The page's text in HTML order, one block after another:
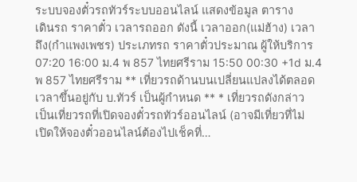
ระบบจองตั๋วรถทัวร์ระบบออนไลน์ แสดงข้อมูล ตาราง
เดินรถ ราคาตั๋ว เวลารถออก ดังนี้ เวลาออก(แม่ฮ้าง) เวลา
ถึง(กำแพงเพชร) ประเภทรถ ราคาตั๋วประมาณ ผู้ให้บริการ
07:20 16:00 ม.4 พ 857 ไทยศรีราม 15:50 00:30 +1d ม.4
พ 857 ไทยศรีราม ** เที่ยวรถด้านบนเปลี่ยนแปลงได้ตลอด
เวลาขึ้นอยู่กับ บ.ทัวร์ เป็นผู้กำหนด ** * เที่ยวรถดังกล่าว
เป็นเที่ยวรถที่เปิดจองตั๋วรถทัวร์ออนไลน์ (อาจมีเที่ยวที่ไม่
เปิดให้จองตั๋วออนไลน์ต้องไปเช็คที่…